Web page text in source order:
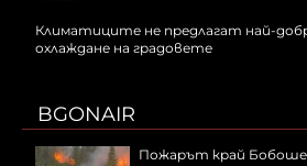
Климатиците не предлагат най-
охлаждане на градовете
BGONAIR
Пожарът край